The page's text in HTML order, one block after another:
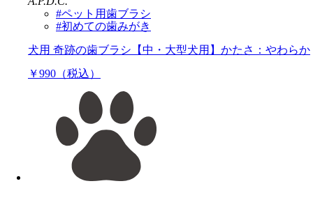
#ペット用歯ブラシ
#初めての歯みがき
犬用 奇跡の歯ブラシ【中・大型犬用】かたさ：やわらか
￥990（税込）